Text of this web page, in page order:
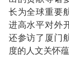
长为全球重要
进高水平对外
还参访了厦门
度的人文关怀